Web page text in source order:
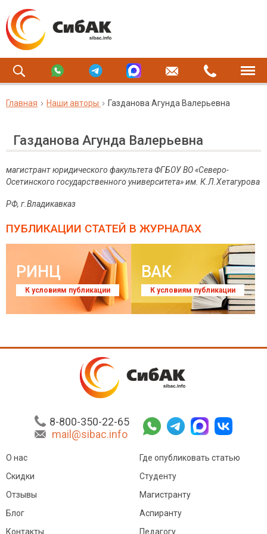
Главная Наши авторы Газданова Агунда Валерьевна
Газданова Агунда Валерьевна
магистрант юридического факультета ФГБОУ ВО «Северо-
Осетинского государственного университета» им. К.Л.Хетагурова
РФ, г.Владикавказ
ПУБЛИКАЦИИ СТАТЕЙ В ЖУРНАЛАХ
РИНЦ
К условиям публикации
ВАК
К условиям публикации
8-800-350-22-65
mail@sibac.info
О нас
Скидки
Отзывы
Блог
Контакты
Где опубликовать статью
Студенту
Магистранту
Аспиранту
Педагогу